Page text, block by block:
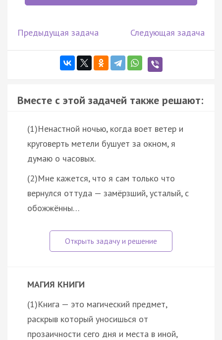
Предыдущая задача Следующая задача
Вместе с этой задачей также решают:
(1)Ненастной ночью, когда воет ветер и
круговерть метели бушует за окном, я
думаю о часовых.
(2)Мне кажется, что я сам только что
вернулся оттуда — замёрзший, усталый, с
обожжённы…
МАГИЯ КНИГИ
(1)Книга — это магический предмет,
раскрыв который уносишься от
прозаичности сего дня и места в иной,